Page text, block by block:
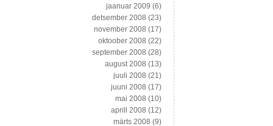
jaanuar 2009 (6)
detsember 2008 (23)
november 2008 (17)
oktoober 2008 (22)
september 2008 (28)
august 2008 (13)
juuli 2008 (21)
juuni 2008 (17)
mai 2008 (10)
aprill 2008 (12)
märts 2008 (9)